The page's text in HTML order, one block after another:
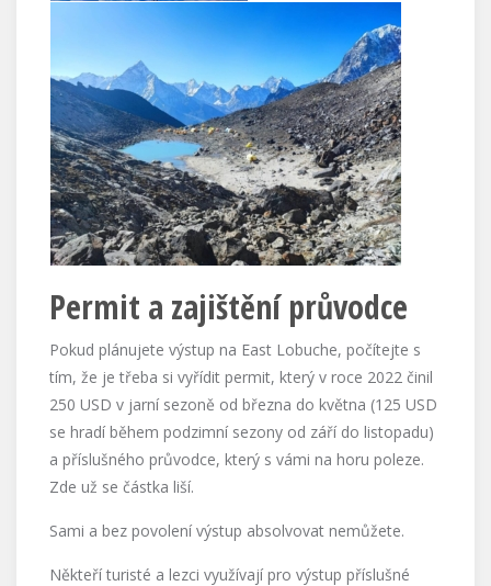
Permit a zajištění průvodce
Pokud plánujete výstup na East Lobuche, počítejte s
tím, že je třeba si vyřídit permit, který v roce 2022 činil
250 USD v jarní sezoně od března do května (125 USD
se hradí během podzimní sezony od září do listopadu)
a příslušného průvodce, který s vámi na horu poleze.
Zde už se částka liší.
Sami a bez povolení výstup absolvovat nemůžete.
Někteří turisté a lezci využívají pro výstup příslušné